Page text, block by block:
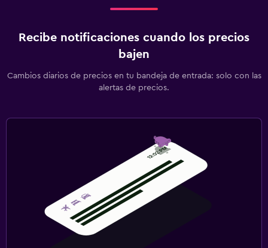
Recibe notificaciones cuando los precios
bajen
Cambios diarios de precios en tu bandeja de entrada: solo con las
alertas de precios.